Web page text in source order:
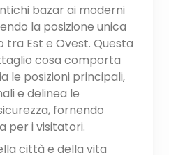
bazar ai moderni
la posizione unica
tra Est e Ovest. Questa
cosa comporta
le posizioni principali,
e delinea le
fornendo
per i visitatori.
città e della vita